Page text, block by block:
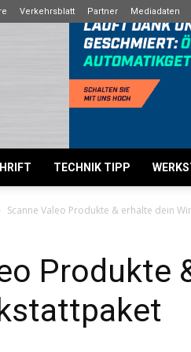
Verkehrsblatt Partner Mediadaten
TECHNIK TIPP
Scanne Valeo Produkte & erhalte dein
Produkte